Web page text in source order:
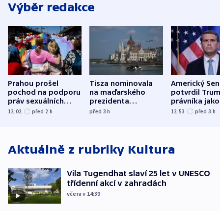
Výběr redakce
Prahou prošel
pochod na podporu
práv sexuálních
menšin
12:02 před 2 h
Tisza nominovala
na maďarského
prezidenta
bývalého šéfa
před 3h
Americký
potvrdil
právníka jako
ministra
12:53 před 3 h
Aktuálně z rubriky Kultura
Vila Tugendhat slaví 25 let v UNESCO
třídenní akcí v zahradách
včera v 14:39